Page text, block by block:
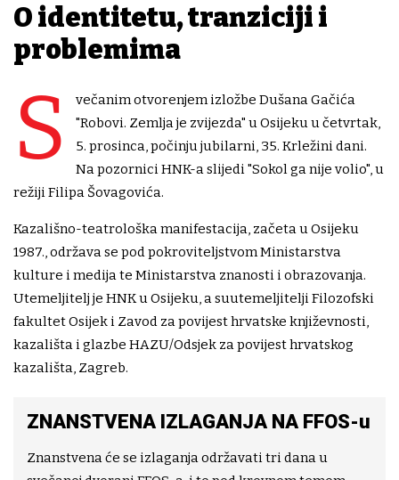
O identitetu, tranziciji i
problemima
S
večanim otvorenjem izložbe Dušana Gačića
"Robovi. Zemlja je zvijezda" u Osijeku u četvrtak,
5. prosinca, počinju jubilarni, 35. Krležini dani.
Na pozornici HNK-a slijedi "Sokol ga nije volio", u
režiji Filipa Šovagovića.
Kazališno-teatrološka manifestacija, začeta u Osijeku
1987., održava se pod pokroviteljstvom Ministarstva
kulture i medija te Ministarstva znanosti i obrazovanja.
Utemeljitelj je HNK u Osijeku, a suutemeljitelji Filozofski
fakultet Osijek i Zavod za povijest hrvatske književnosti,
kazališta i glazbe HAZU/Odsjek za povijest hrvatskog
kazališta, Zagreb.
ZNANSTVENA IZLAGANJA NA FFOS-u
Znanstvena će se izlaganja održavati tri dana u